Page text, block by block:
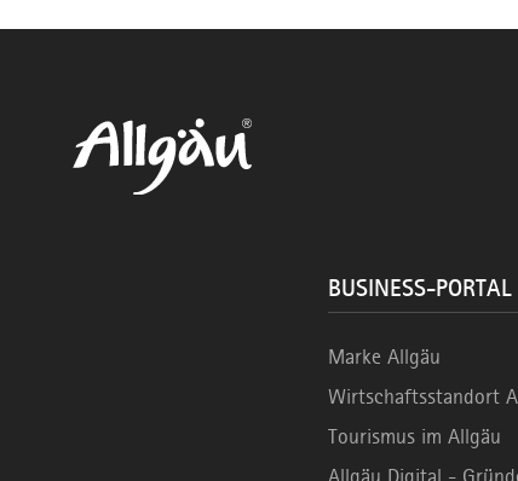
BUSINESS-PORTAL
Marke Allgäu
Wirtschaftsstandort
Tourismus im Allgäu
Allgäu Digital -